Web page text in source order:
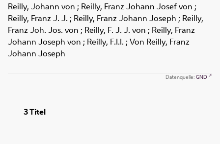
Reilly, Johann von ; Reilly, Franz Johann Josef von ;
Reilly, Franz J. J. ; Reilly, Franz Johann Joseph ; Reilly,
Franz Joh. Jos. von ; Reilly, F. J. J. von ; Reilly, Franz
Johann Joseph von ; Reilly, F.I.I. ; Von Reilly, Franz
Johann Joseph
Datenquelle: GND
3Titel